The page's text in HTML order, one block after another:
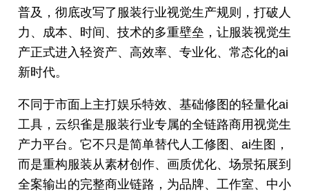
普及，彻底改写了服装行业视觉生产规则，打破人
力、成本、时间、技术的多重壁垒，让服装视觉生
产正式进入轻资产、高效率、专业化、常态化的ai
新时代。
不同于市面上主打娱乐特效、基础修图的轻量化ai
工具，云织雀是服装行业专属的全链路商用视觉生
产力平台。它不只是简单替代人工修图、ai生图，
而是重构服装从素材创作、画质优化、场景拓展到
全案输出的完整商业链路，为品牌、工作室、中小